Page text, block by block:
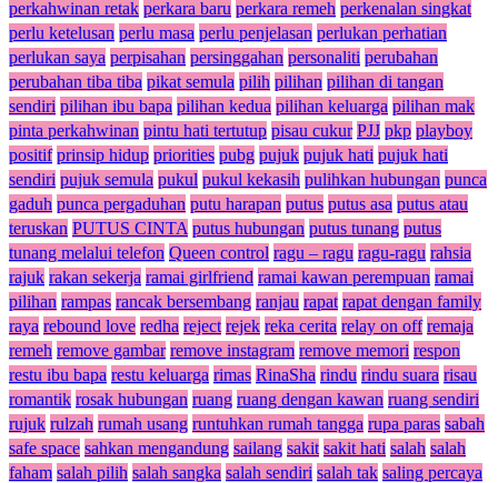
perkahwinan retak perkara baru perkara remeh perkenalan singkat
perlu ketelusan perlu masa perlu penjelasan perlukan perhatian
perlukan saya perpisahan persinggahan personaliti perubahan
perubahan tiba tiba pikat semula pilih pilihan pilihan di tangan
sendiri pilihan ibu bapa pilihan kedua pilihan keluarga pilihan mak
pinta perkahwinan pintu hati tertutup pisau cukur PJJ pkp playboy
positif prinsip hidup priorities pubg pujuk pujuk hati pujuk hati
sendiri pujuk semula pukul pukul kekasih pulihkan hubungan punca
gaduh punca pergaduhan putu harapan putus putus asa putus atau
teruskan PUTUS CINTA putus hubungan putus tunang putus
tunang melalui telefon Queen control ragu – ragu ragu-ragu rahsia
rajuk rakan sekerja ramai girlfriend ramai kawan perempuan ramai
pilihan rampas rancak bersembang ranjau rapat rapat dengan family
raya rebound love redha reject rejek reka cerita relay on off remaja
remeh remove gambar remove instagram remove memori respon
restu ibu bapa restu keluarga rimas RinaSha rindu rindu suara risau
romantik rosak hubungan ruang ruang dengan kawan ruang sendiri
rujuk rulzah rumah usang runtuhkan rumah tangga rupa paras sabah
safe space sahkan mengandung sailang sakit sakit hati salah salah
faham salah pilih salah sangka salah sendiri salah tak saling percaya